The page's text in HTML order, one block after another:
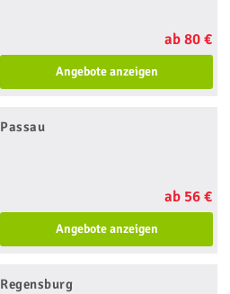
ab 80 €
Angebote anzeigen
Passau
ab 56 €
Angebote anzeigen
Regensburg